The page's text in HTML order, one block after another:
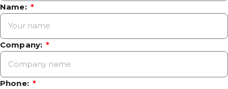
Name:
Company:
Phone: